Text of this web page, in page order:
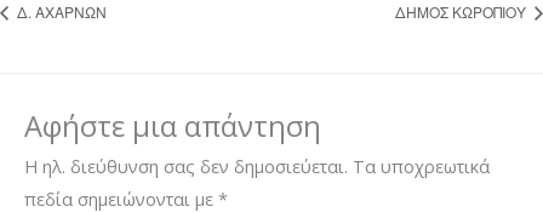
Δ. ΑΧΑΡΝΩΝ ΔΗΜΟΣ ΚΩΡΟΠΙΟΥ
Αφήστε μια απάντηση
Η ηλ. διεύθυνση σας δεν δημοσιεύεται. Τα υποχρεωτικά
πεδία σημειώνονται με *